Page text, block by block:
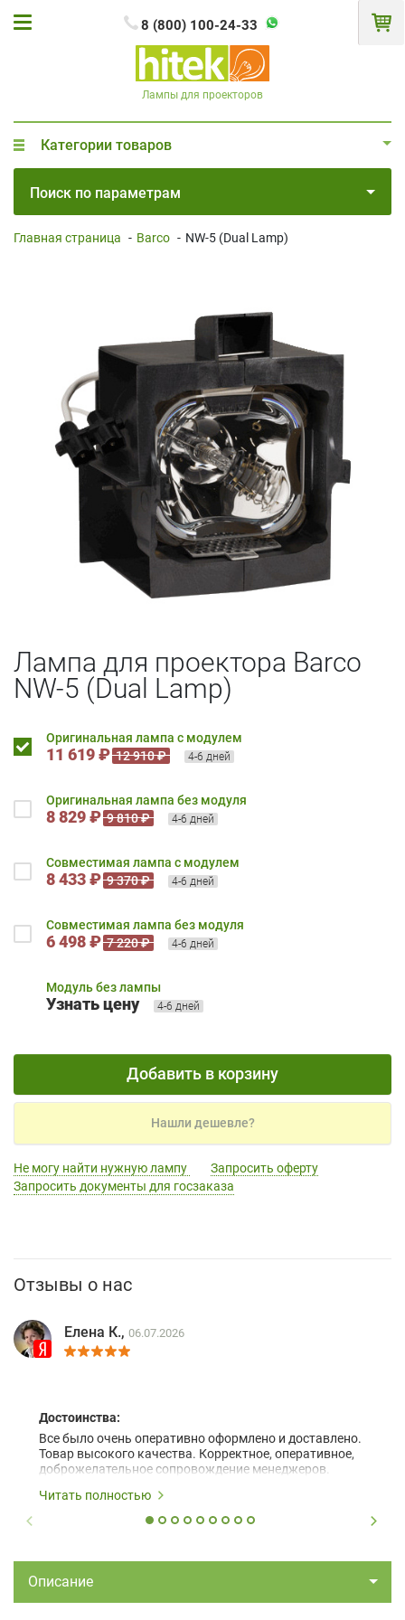
8 (800) 100-24-33
Лампы для проекторов
Категории товаров
Поиск по параметрам
Главная страница - Barco - NW-5 (Dual Lamp)
Лампа для проектора Barco
NW-5 (Dual Lamp)
Оригинальная лампа с модулем
11 619 ₽ 12 910 ₽ 4-6 дней
Оригинальная лампа без модуля
8 829 ₽ 9 810 ₽ 4-6 дней
Совместимая лампа с модулем
8 433 ₽ 9 370 ₽ 4-6 дней
Совместимая лампа без модуля
6 498 ₽ 7 220 ₽ 4-6 дней
Модуль без лампы
Узнать цену 4-6 дней
Добавить в корзину
Нашли дешевле?
Не могу найти нужную лампу
Запросить оферту
Запросить документы для госзаказа
Отзывы о нас
Елена К., 06.07.2026
Достоинства:
Все было очень оперативно оформлено и доставлено.
Товар высокого качества. Корректное, оперативное,
доброжелательное сопровождение менеджеров.
Читать полностью
Описание